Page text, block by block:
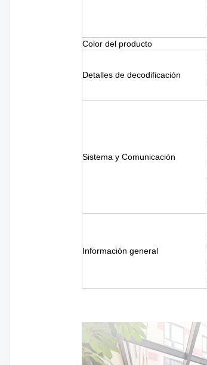
Color del producto
Detalles de decodificación
Sistema y Comunicación
Información general